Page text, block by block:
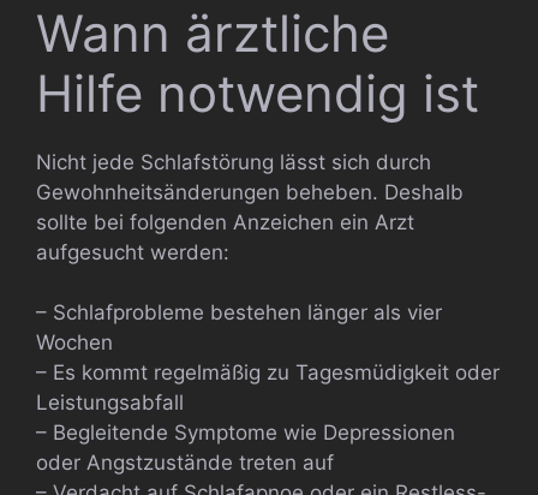
Wann ärztliche
Hilfe notwendig ist
Nicht jede Schlafstörung lässt sich durch
Gewohnheitsänderungen beheben. Deshalb
sollte bei folgenden Anzeichen ein Arzt
aufgesucht werden:
– Schlafprobleme bestehen länger als vier
Wochen
– Es kommt regelmäßig zu Tagesmüdigkeit oder
Leistungsabfall
– Begleitende Symptome wie Depressionen
oder Angstzustände treten auf